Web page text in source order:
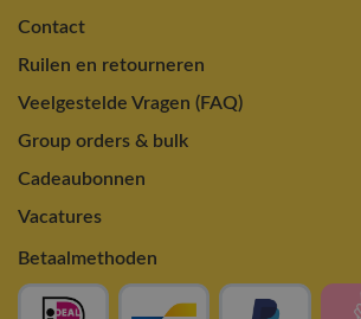
Contact
Ruilen en retourneren
Veelgestelde Vragen (FAQ)
Group orders & bulk
Cadeaubonnen
Vacatures
Betaalmethoden